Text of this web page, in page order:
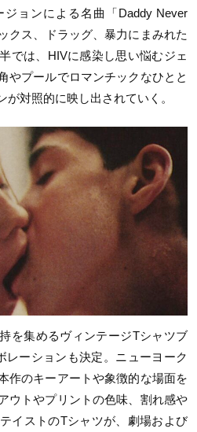
ョンによる名曲「Daddy Never
クス、ドラッグ、暴力にまみれた
では、HIVに感染し思い悩むジェ
やプールでロマンチックなひとと
対照的に映し出されていく。
を集めるヴィンテージTシャツブ
レーションも決定。ニューヨーク
作のキーアートや象徴的な場面を
ウトやプリントの色味、割れ感や
イストのTシャツが、劇場および